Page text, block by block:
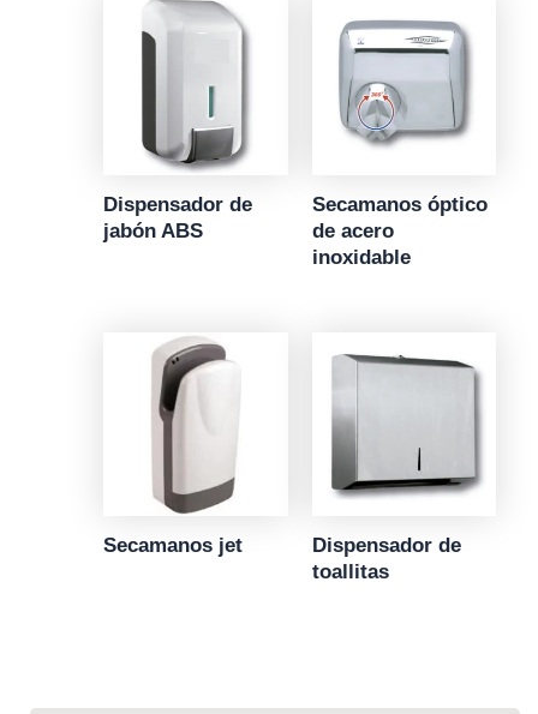
Dispensador de
jabón ABS
Secamanos óptico
de acero
inoxidable
Secamanos jet
Dispensador de
toallitas